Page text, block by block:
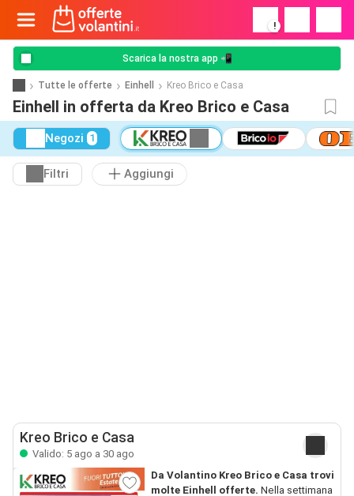
!
Scarica la nostra app 📲
Tutte le offerte Einhell Kreo Brico e Casa
Einhell in offerta da Kreo Brico e Casa
Negozi 1
Filtri Aggiungi
Kreo Brico e Casa
Valido: 5 ago a 30 ago
Da Volantino Kreo Brico e Casa trovi
molte Einhell offerte. Nella settimana